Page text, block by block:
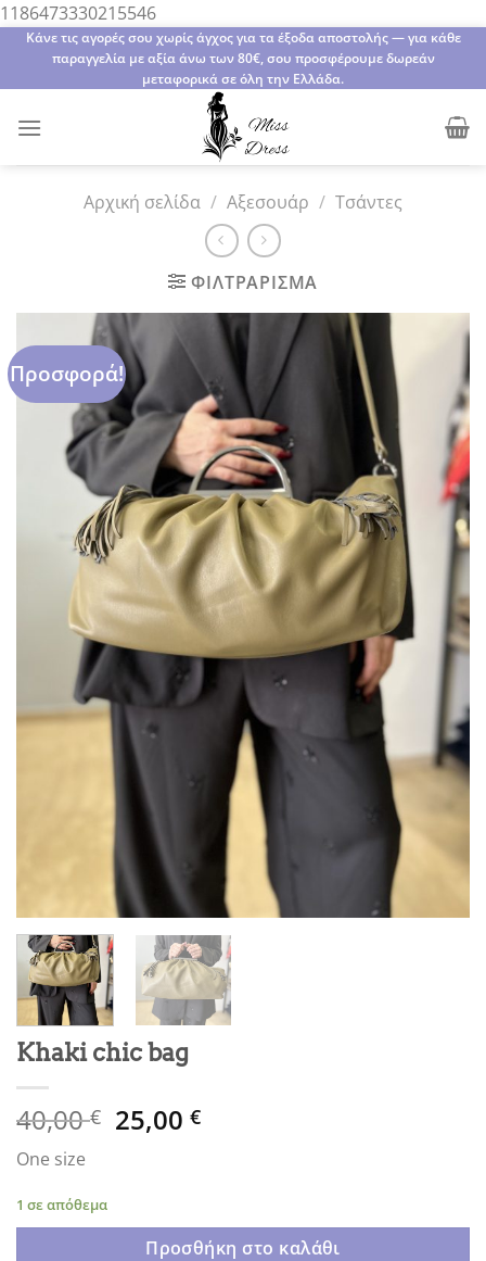
1186473330215546Μετάβαση
στο
περιεχόμενο
Κάνε τις αγορές σου χωρίς άγχος για τα έξοδα αποστολής — για κάθε
παραγγελία με αξία άνω των 80€, σου προσφέρουμε δωρεάν
μεταφορικά σε όλη την Ελλάδα.
Αρχική σελίδα / Αξεσουάρ / Τσάντες
ΦΙΛΤΡΆΡΙΣΜΑ
Προσφορά!
Khaki chic bag
40,00€ Original
price
25,00€Η
25,00 €.
One size
1 σε απόθεμα
Προσθήκη στο καλάθι